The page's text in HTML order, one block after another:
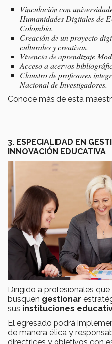
Vinculación con
Humanidades Digitales de
Colombia.
Creación de un proyecto
culturales y creativas.
Vivencia de aprendizaje
Acceso a acervos
Claustro de profesores
Nacional de Investigadores.
Conoce más de esta
3. ESPECIALIDAD EN
INNOVACIÓN EDUCATIVA
Dirigido a profesionales que
busquen gestionar
sus instituciones
El egresado podrá
de manera ética y
directrices y objetivos con